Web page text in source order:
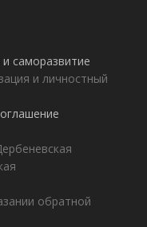
саморазвитие
и личностный
обратной